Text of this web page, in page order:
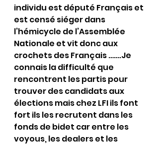
individu est député Français et
est censé siéger dans
l’hémicycle de l’Assemblée
Nationale et vit donc aux
crochets des Français …….Je
connais la difficulté que
rencontrent les partis pour
trouver des candidats aux
élections mais chez LFI ils font
fort ils les recrutent dans les
fonds de bidet car entre les
voyous, les dealers et les